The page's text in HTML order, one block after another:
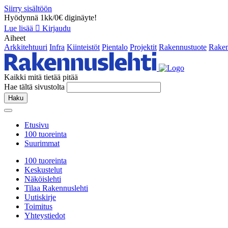
Siirry sisältöön
Hyödynnä 1kk/0€ diginäyte!
Lue lisää
Kirjaudu
Aiheet
Arkkitehtuuri Infra Kiinteistöt Pientalo Projektit Rakennustuote
Kaikki mitä tietää pitää
Hae tältä sivustolta
Haku
Etusivu
100 tuoreinta
Suurimmat
100 tuoreinta
Keskustelut
Näköislehti
Tilaa Rakennuslehti
Uutiskirje
Toimitus
Yhteystiedot